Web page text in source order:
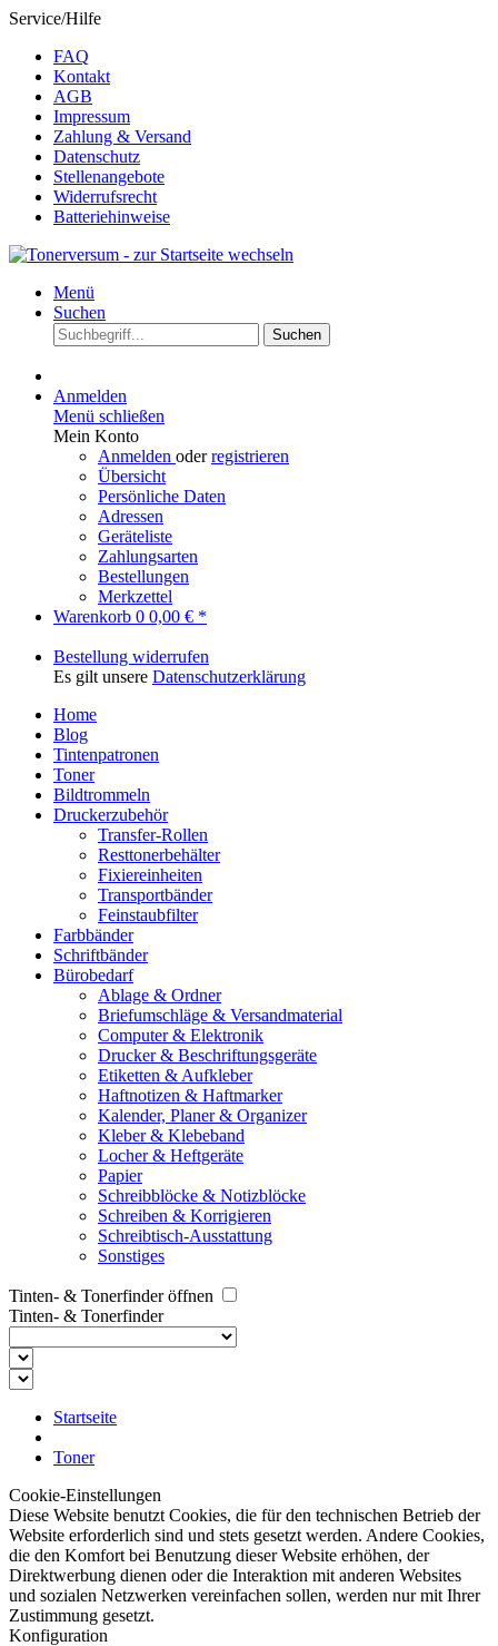
Service/Hilfe
FAQ
Kontakt
AGB
Impressum
Zahlung & Versand
Datenschutz
Stellenangebote
Widerrufsrecht
Batteriehinweise
Menü
Suchen
Suchen
Anmelden
Menü schließen
Mein Konto
Anmelden oderregistrieren
Übersicht
Persönliche Daten
Adressen
Geräteliste
Zahlungsarten
Bestellungen
Merkzettel
Warenkorb 0 0,00 € *
Bestellung widerrufen
Es gilt unsere Datenschutzerklärung
Home
Blog
Tintenpatronen
Toner
Bildtrommeln
Druckerzubehör
Transfer-Rollen
Resttonerbehälter
Fixiereinheiten
Transportbänder
Feinstaubfilter
Farbbänder
Schriftbänder
Bürobedarf
Ablage & Ordner
Briefumschläge & Versandmaterial
Computer & Elektronik
Drucker & Beschriftungsgeräte
Etiketten & Aufkleber
Haftnotizen & Haftmarker
Kalender, Planer & Organizer
Kleber & Klebeband
Locher & Heftgeräte
Papier
Schreibblöcke & Notizblöcke
Schreiben & Korrigieren
Schreibtisch-Ausstattung
Sonstiges
Tinten- & Tonerfinder öffnen
Tinten- & Tonerfinder
Startseite
Toner
Cookie-Einstellungen
Diese Website benutzt Cookies, die für den technischen Betrieb der
Website erforderlich sind und stets gesetzt werden. Andere Cookies,
die den Komfort bei Benutzung dieser Website erhöhen, der
Direktwerbung dienen oder die Interaktion mit anderen Websites
und sozialen Netzwerken vereinfachen sollen, werden nur mit Ihrer
Zustimmung gesetzt.
Konfiguration